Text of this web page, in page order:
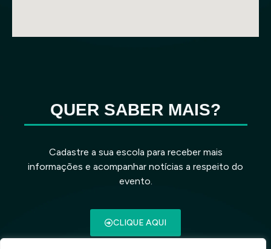
QUER SABER MAIS?
Cadastre a sua escola para receber mais
informações e acompanhar notícias a respeito do
evento.
CLIQUE AQUI